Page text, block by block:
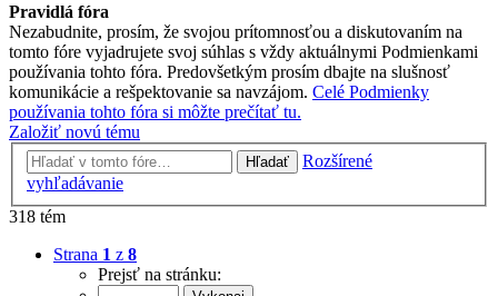
Pravidlá fóra
Nezabudnite, prosím, že svojou prítomnosťou a diskutovaním na
tomto fóre vyjadrujete svoj súhlas s vždy aktuálnymi Podmienkami
používania tohto fóra. Predovšetkým prosím dbajte na slušnosť
komunikácie a rešpektovanie sa navzájom. Celé Podmienky
používania tohto fóra si môžte prečítať tu.
Založiť novú tému
Hľadať
Rozšírené
vyhľadávanie
318 tém
Strana 1 z 8
Prejsť na stránku: